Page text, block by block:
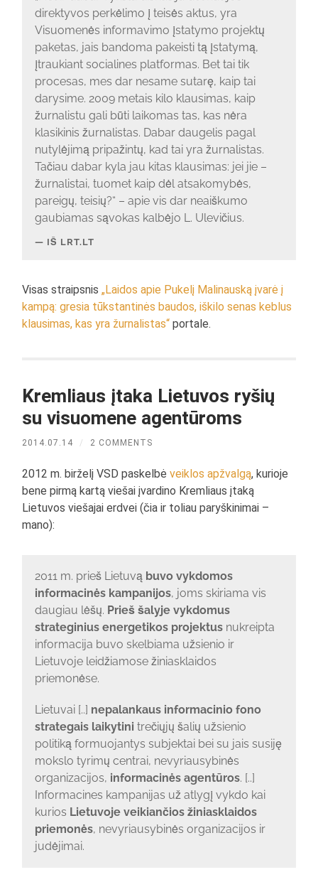
direktyvos perkėlimo į teisės aktus, yra
Visuomenės informavimo įstatymo projektų
paketas, jais bandoma pakeisti tą įstatymą,
įtraukiant socialines platformas. Bet tai tik
procesas, mes dar nesame sutarę, kaip tai
darysime. 2009 metais kilo klausimas, kaip
žurnalistu gali būti laikomas tas, kas nėra
klasikinis žurnalistas. Dabar daugelis pagal
nutylėjimą pripažintų, kad tai yra žurnalistas.
Tačiau dabar kyla jau kitas klausimas: jei jie –
žurnalistai, tuomet kaip dėl atsakomybės,
pareigų, teisių?“ – apie vis dar neaiškumo
gaubiamas sąvokas kalbėjo L. Ulevičius.
IŠ LRT.LT
Visas straipsnis„Laidos apie Pukelį Malinauską įvarė į
kampą: gresia tūkstantinės baudos, iškilo senas keblus
klausimas, kas yra žurnalistas“ portale.
Kremliaus įtaka Lietuvos ryšių
su visuomene agentūroms
2014.07.14 / 2 COMMENTS
2012 m. birželį VSD paskelbėveiklos apžvalgą, kurioje
bene pirmą kartą viešai įvardino Kremliaus įtaką
Lietuvos viešajai erdvei (čia ir toliau paryškinimai –
mano):
2011 m. prieš Lietuvą buvo vykdomos
informacinės kampanijos, joms skiriama vis
daugiau lėšų. Prieš šalyje vykdomus
strateginius energetikos projektusnukreipta
informacija buvo skelbiama užsienio ir
Lietuvoje leidžiamose žiniasklaidos
priemonėse.
Lietuvai [..] nepalankaus informacinio fono
strategais laikytini trečiųjų šalių užsienio
politiką formuojantys subjektai bei su jais susiję
mokslo tyrimų centrai, nevyriausybinės
organizacijos, informacinės agentūros. [..]
Informacines kampanijas už atlygį vykdo kai
kurios Lietuvoje veikiančios žiniasklaidos
priemonės, nevyriausybinės organizacijos ir
judėjimai.